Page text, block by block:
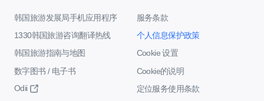
韩国旅游发展局手机应用程序
1330韩国旅游咨询翻译热线
韩国旅游指南与地图
数字图书 / 电子书
Odii
服务条款
个人信息保护政策
Cookie 设置
Cookie的说明
定位服务使用条款